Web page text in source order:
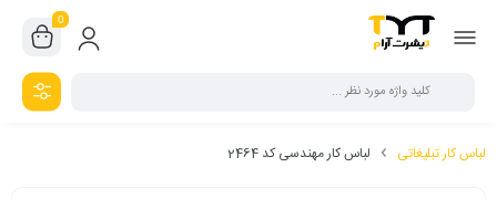
0
لباس کار تبلیغاتی لباس کار مهندسی کد 2464